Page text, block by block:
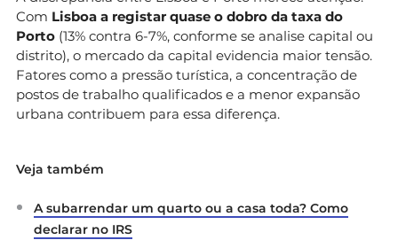
Com Lisboa a registar quase o dobro da taxa do
Porto (13% contra 6-7%, conforme se analise capital ou
distrito), o mercado da capital evidencia maior tensão.
Fatores como a pressão turística, a concentração de
postos de trabalho qualificados e a menor expansão
urbana contribuem para essa diferença.
Veja também
A subarrendar um quarto ou a casa toda? Como
declarar no IRS